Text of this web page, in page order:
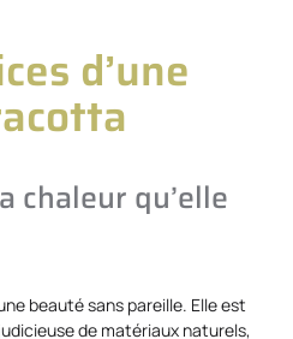
d’une
chaleur qu’elle
beauté sans pareille. Elle est
de matériaux naturels,